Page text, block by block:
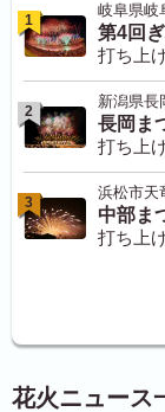
1
岐阜県岐
第4回
打ち上
2
新潟県長
長岡ま
打ち上
3
浜松市天
中部ま
打ち上
花火ニュース